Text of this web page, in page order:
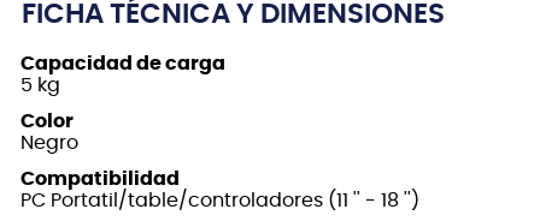
FICHA TÉCNICA Y DIMENSIONES
Capacidad de carga
5 kg
Color
Negro
Compatibilidad
PC Portatil/table/controladores (11 '' - 18 '')